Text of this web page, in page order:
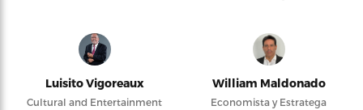
Luisito Vigoreaux
Cultural and Entertainment
William Maldonado
Economista y Estratega